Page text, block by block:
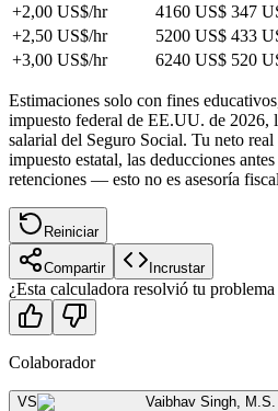
+2,00 US$/hr
4160 US$ 347
+2,50 US$/hr
5200 US$ 433
+3,00 US$/hr
6240 US$ 520
Estimaciones solo con fines
impuesto federal de EE.UU. de 2026,
salarial del Seguro Social. Tu neto
impuesto estatal, las deducciones
retenciones — esto no es asesoría
Reiniciar
Compartir Incrustar
¿Esta calculadora resolvió tu
Colaborador
VS Vaibhav Singh